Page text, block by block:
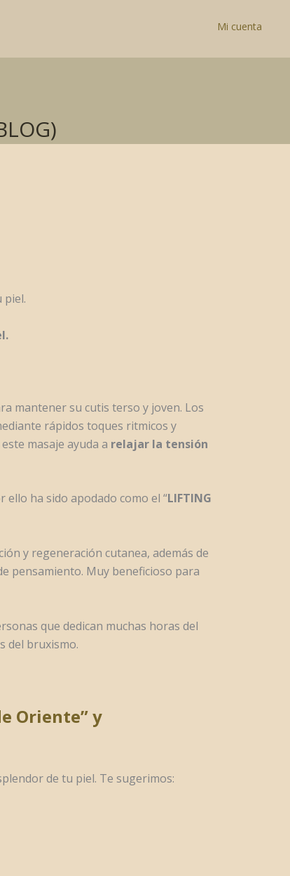
Mi cuenta
piel.
mantener su cutis terso y joven. Los
rápidos toques ritmicos y
masaje ayuda a relajar la tensión
ello ha sido apodado como el “LIFTING
y regeneración cutanea, además de
pensamiento. Muy beneficioso para
que dedican muchas horas del
del bruxismo.
Oriente” y
de tu piel. Te sugerimos: